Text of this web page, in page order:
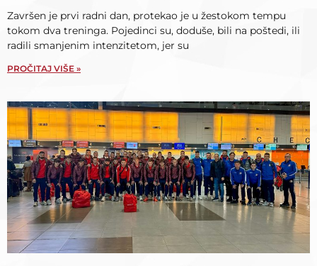
Završen je prvi radni dan, protekao je u žestokom tempu
tokom dva treninga. Pojedinci su, doduše, bili na poštedi, ili
radili smanjenim intenzitetom, jer su
PROČITAJ VIŠE »